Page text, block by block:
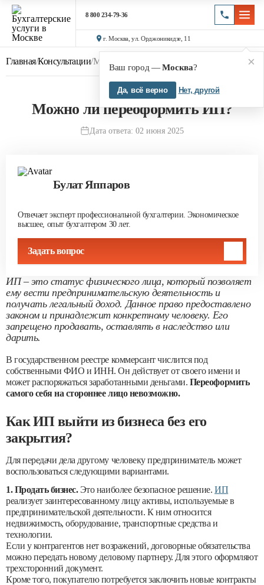
8 800 234-79-36
г. Москва, ул. Орджоникидзе, 11
×
Ваш город —Москва?
Да, всё верно Нет, другой
Главная/Консультации/Можно ли переоформить ИП?
Можно ли переоформить ИП?
Дата ответа: 02 июня 2025
Булат Яппаров
Отвечает эксперт профессиональной бухгалтерии. Экономическое
высшее, опыт бухгалтером 30 лет.
Задать вопрос
ИП – это статус физического лица, который позволяет
ему вести предпринимательскую деятельность и
получать легальный доход. Данное право предоставлено
законом и принадлежит конкретному человеку. Его
запрещено продавать, оставлять в наследство или
дарить.
В государственном реестре коммерсант числится под
собственными ФИО и ИНН. Он действует от своего имени и
может распоряжаться заработанными деньгами. Переоформить
самого себя на стороннее лицо невозможно.
Как ИП выйти из бизнеса без его
закрытия?
Для передачи дела другому человеку предприниматель может
воспользоваться следующими вариантами.
1. Продать бизнес.Это наиболее безопасное решение.ИП
реализует заинтересованному лицу активы, используемые в
предпринимательской деятельности. К ним относится
недвижимость, оборудование, транспортные средства и
технологии.
Если у контрагентов нет возражений, договорные обязательства
можно передать новому деловому партнеру. Для этого оформляют
трехсторонний документ.
Кроме того, покупателю потребуется заключить новые контракты